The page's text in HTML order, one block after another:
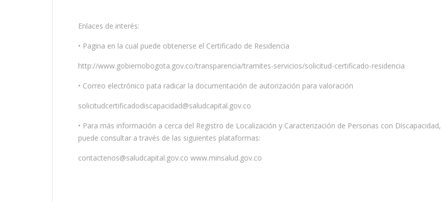
Enlaces de interés:
• Pagina en la cual puede obtenerse el Certificado de Residencia
http://www.gobiernobogota.gov.co/transparencia/tramites-servicios/solicitud-certificado-residencia
• Correo electrónico pata radicar la documentación de autorización para valoración
solicitudcertificadodiscapacidad@saludcapital.gov.co
• Para más información a cerca del Registro de Localización y Caracterización de Personas con Discapacidad,
puede consultar a través de las siguientes plataformas:
contactenos@saludcapital.gov.co www.minsalud.gov.co